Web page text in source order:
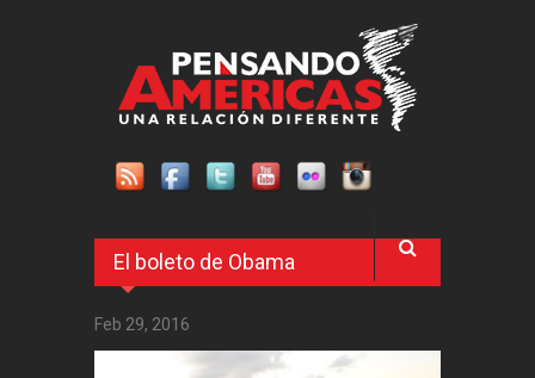
El boleto de Obama
Feb 29, 2016